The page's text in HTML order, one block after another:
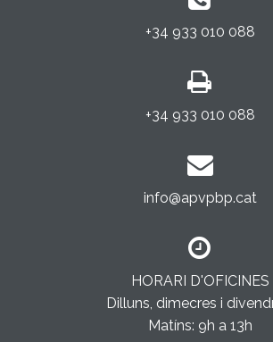
+34 933 010 088
+34 933 010 088
info@apvpbp.cat
HORARI D'OFICINES
Dilluns, dimecres i
Matíns: 9h a 13h